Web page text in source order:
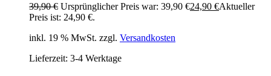
39,90€ Ursprünglicher Preis war: 39,90 €24,90 €Aktueller
Preis ist: 24,90 €.
inkl. 19 % MwSt. zzgl. Versandkosten
Lieferzeit: 3-4 Werktage